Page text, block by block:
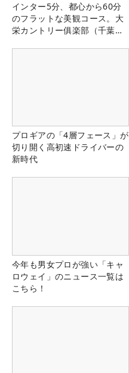
インター5分、都心から60分
のフラットな美観コース。大
栄カントリー俱楽部（千葉
プロギアの「4層フェース」が
切り開く高初速ドライバーの
新時代
今年も男女プロが強い「キャ
ロウェイ」のニュース一覧は
こちら！